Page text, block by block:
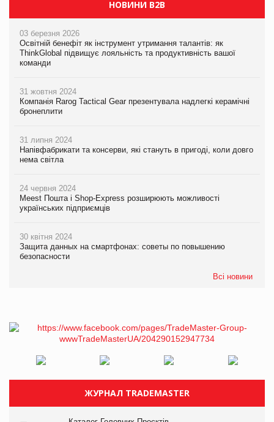
НОВИНИ B2B
03 березня 2026
Освітній бенефіт як інструмент утримання талантів: як
ThinkGlobal підвищує лояльність та продуктивність вашої
команди
31 жовтня 2024
Компанія Rarog Tactical Gear презентувала надлегкі керамічні
бронеплити
31 липня 2024
Напівфабрикати та консерви, які стануть в пригоді, коли довго
нема світла
24 червня 2024
Meest Пошта і Shop-Express розширюють можливості
українських підприємців
30 квітня 2024
Защита данных на смартфонах: советы по повышению
безопасности
Всі новини
ЖУРНАЛ TRADEMASTER